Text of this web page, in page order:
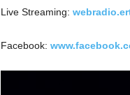
Live Streaming:
Facebook: